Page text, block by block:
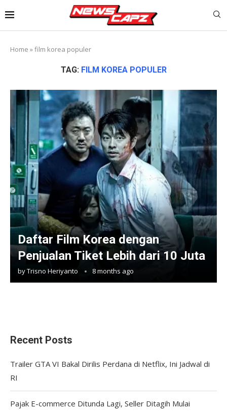
Home »film korea populer
TAG: FILM KOREA POPULER
Daftar Film Korea dengan
Penjualan Tiket Lebih dari 10 Juta
byTrisno Heriyanto 8 months ago
Recent Posts
Trailer GTA VI Bakal Dirilis Perdana di Netflix, Ini Jadwal di
RI
Pajak E-commerce Ditunda Lagi, Seller Ditagih Mulai